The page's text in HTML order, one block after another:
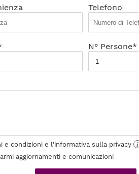
Telefono
N° Persone*
e condizioni e l'informativa sulla privacy
i
aggiornamenti e comunicazioni